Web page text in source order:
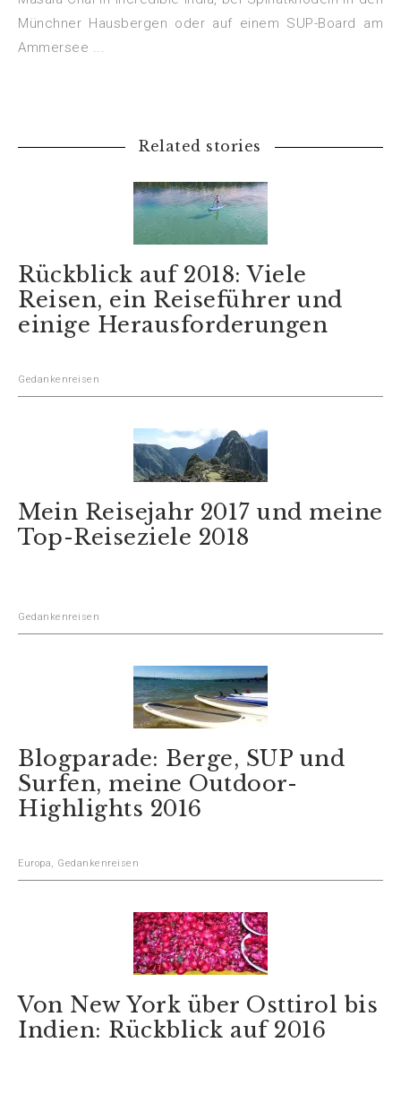
Münchner Hausbergen oder auf einem SUP-Board am
Ammersee ...
Related stories
Rückblick auf 2018: Viele
Reisen, ein Reiseführer und
einige Herausforderungen
Gedankenreisen
Mein Reisejahr 2017 und meine
Top-Reiseziele 2018
Gedankenreisen
Blogparade: Berge, SUP und
Surfen, meine Outdoor-
Highlights 2016
Europa, Gedankenreisen
Von New York über Osttirol bis
Indien: Rückblick auf 2016